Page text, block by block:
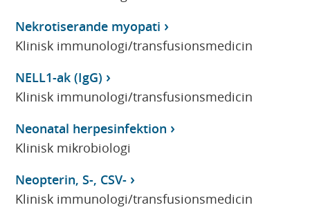
Nekrotiserande myopati
Klinisk immunologi/transfusionsmedicin
NELL1-ak (IgG)
Klinisk immunologi/transfusionsmedicin
Neonatal herpesinfektion
Klinisk mikrobiologi
Neopterin, S-, CSV-
Klinisk immunologi/transfusionsmedicin